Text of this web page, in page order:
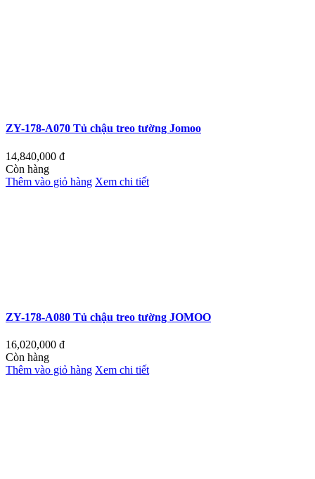
ZY-178-A070 Tủ chậu treo tường Jomoo
14,840,000 đ
Còn hàng
Thêm vào giỏ hàng Xem chi tiết
ZY-178-A080 Tủ chậu treo tường JOMOO
16,020,000 đ
Còn hàng
Thêm vào giỏ hàng Xem chi tiết